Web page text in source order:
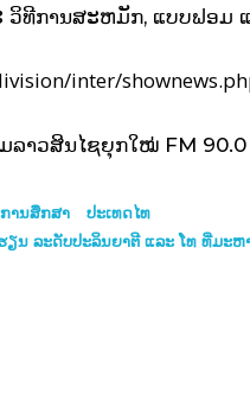
ວິທີການສະຫມັກ, ແບບຟອມ
inter/
ລາວສິນໄຊຍຸກໃໝ່ FM 90.0
ານສຶກສາ
ປະເທດໄທ
ນ ລະດັບປະລິນຍາຕີ ແລະ ໂທ ທີ່ມະຫ